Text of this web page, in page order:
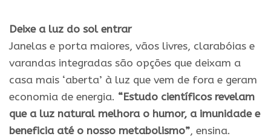
Deixe a luz do sol entrar
Janelas e porta maiores, vãos livres, clarabóias e
varandas integradas são opções que deixam a
casa mais ‘aberta’ à luz que vem de fora e geram
economia de energia. “Estudo científicos revelam
que a luz natural melhora o humor, a imunidade e
beneficia até o nosso metabolismo”, ensina.